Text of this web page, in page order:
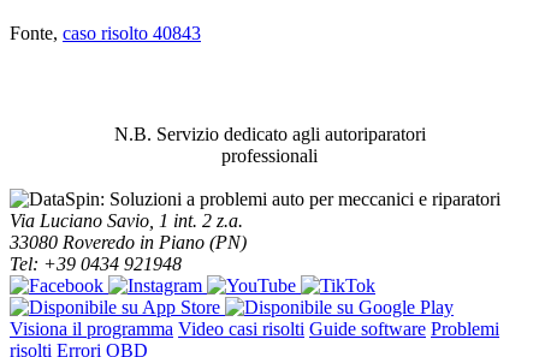
Fonte, caso risolto 40843
N.B. Servizio dedicato agli autoriparatori
professionali
Via Luciano Savio, 1 int. 2 z.a.
33080 Roveredo in Piano (PN)
Tel: +39 0434 921948
Visiona il programma Video casi risolti Guide software Problemi
risolti Errori OBD